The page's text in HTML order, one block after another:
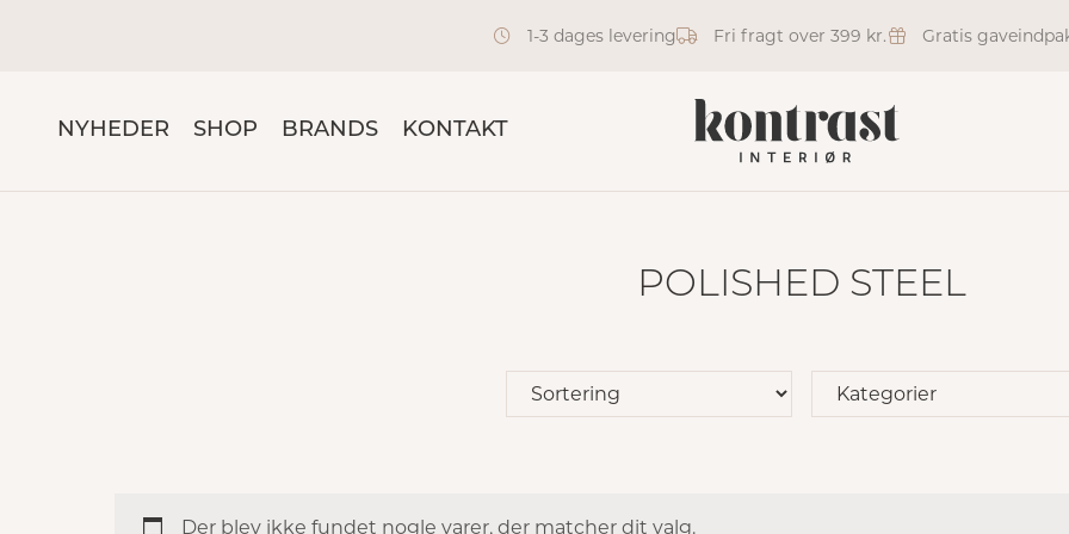
1-3 dages levering Fri fragt over 399 kr. Gratis
NYHEDER SHOP BRANDS KONTAKT
POLISHED STEEL
Der blev ikke fundet nogle varer, der matcher dit valg.